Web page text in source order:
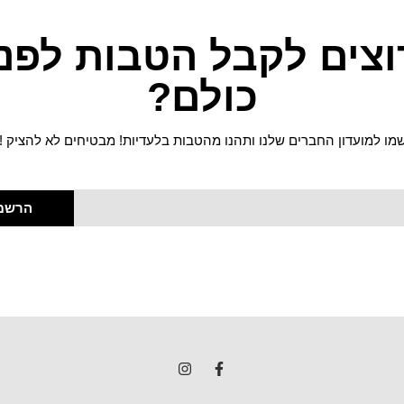
לקבל הטבות
כולם?
למועדון החברים שלנו ותהנו מהטבות בלעדיות! מבטיחים לא להציק !